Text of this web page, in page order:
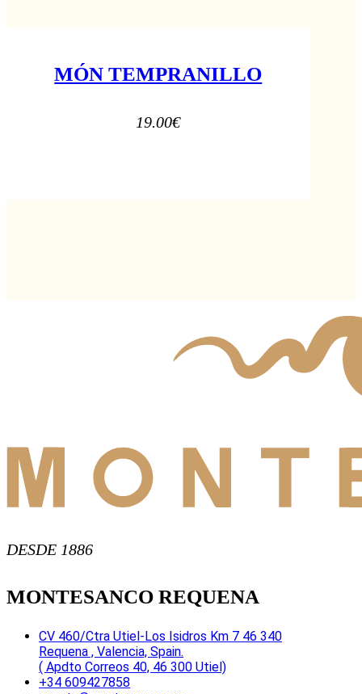
MÓN TEMPRANILLO
19.00€
DESDE 1886
MONTESANCO REQUENA
CV 460/Ctra Utiel-Los Isidros Km 7 46 340
Requena , Valencia, Spain.
( Apdto Correos 40, 46 300 Utiel)
+34 609427858